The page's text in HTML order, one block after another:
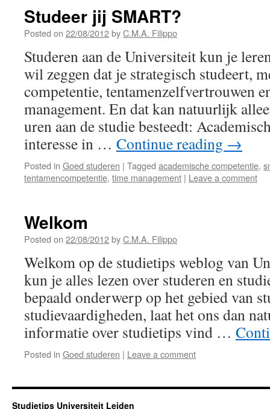
Studeer jij SMART?
Posted on 22/08/2012byC.M.A. Filippo
Studeren aan de Universiteit kun je
wil zeggen dat je strategisch studeert,
competentie, tentamenzelfvertrouwen
management. En dat kan natuurlijk
uren aan de studie besteedt:
interesse in … Continue reading →
Posted in Goed studeren | Tagged academische competentie,
tentamencompetentie, time management | Leave a comment
Welkom
Posted on 22/08/2012byC.M.A. Filippo
Welkom op de studietips weblog van
kun je alles lezen over studeren en
bepaald onderwerp op het gebied van
studievaardigheden, laat het ons dan
informatie over studietips vind …
Posted in Goed studeren | Leave a comment
Studietips Universiteit Leiden